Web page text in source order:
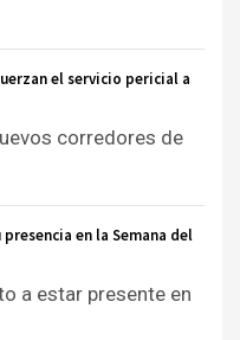
el servicio pericial a
corredores de
en la Semana del
a estar presente en